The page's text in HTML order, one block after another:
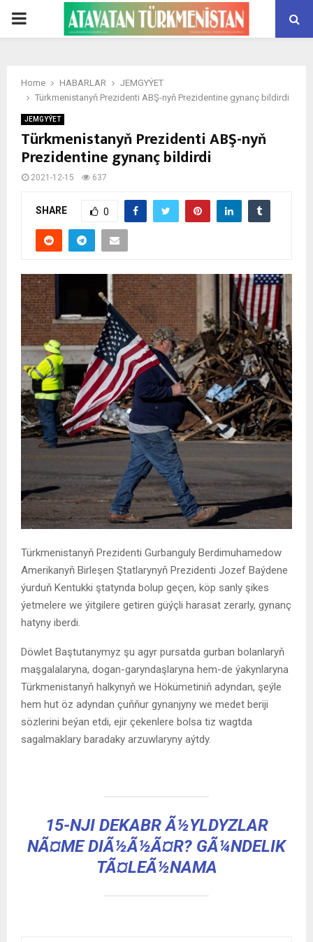
PRIMARY
Home HABARLAR
JEMGYÝET
Türkmenistanyň Prezidenti ABŞ-nyň Prezidentine gynanç bildirdi
JEMGYÝET
Türkmenistanyň Prezidenti ABŞ-nyň
Prezidentine gynanç bildirdi
2021-12-15 637
SHARE 0
Türkmenistanyň Prezidenti Gurbanguly Berdimuhamedow
Amerikanyň Birleşen Ştatlarynyň Prezidenti Jozef Baýdene
ýurduň Kentukki ştatynda bolup geçen, köp sanly şikes
ýetmelere we ýitgilere getiren güýçli harasat zerarly, gynanç
hatyny iberdi.
Döwlet Baştutanymyz şu agyr pursatda gurban bolanlaryň
maşgalalaryna, dogan-garyndaşlaryna hem-de ýakynlaryna
Türkmenistanyň halkynyň we Hökümetiniň adyndan, şeýle
hem hut öz adyndan çuňňur gynanjyny we medet beriji
sözlerini beýan etdi, ejir çekenlere bolsa tiz wagtda
sagalmaklary baradaky arzuwlaryny aýtdy.
15-NJI DEKABR Ã½YLDYZLAR
NÃ¤ME DIÃ½Ã½Ã¤R? GÃ¼NDELIK
TÃ¤LEÃ½NAMA